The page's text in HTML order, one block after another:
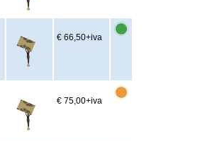
€ 66,50+iva
€ 75,00+iva